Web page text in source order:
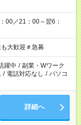
00／21：00～翌6：
大歓迎＃急募
躍中 / 副業・Wワーク
/ 電話対応なし / パソコ
詳細へ